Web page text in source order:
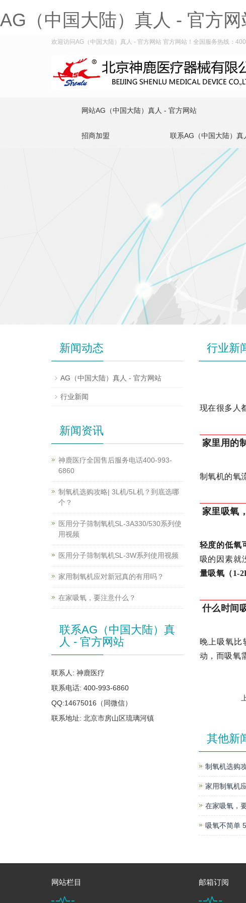
AG（中国大陆）真人 - 官方网
欢迎访问AG（中国大陆）真人 - 官方网站 官方网站！全国服务热线：
网站AG（中国大陆）真人 - 官方网站
招商加盟 联系AG（中国大陆）真
行业新
现在很多人
家里用的
制氧机的氧
家里吸氧
轻度的低氧
吸的因素就
量吸氧（1-
什么时间
晚上吸氧比
动，而吸氧
其他新
制氧机选购
家用制氧机
在家吸氧，
吸氧不简单
新闻动态
AG（中国大陆）真人 - 官方网站
行业新闻
新闻资讯
神鹿医疗全国售后服务电话400-993-
6860
制氧机选购攻略| 3L机/5L机？到底选哪
个？
医用分子筛制氧机SL-3A330/530系列使
用视频
医用分子筛制氧机SL-3W系列使用视频
家用制氧机应对新冠真的有用吗？
在家吸氧，要注意什么？
联系AG（中国大陆）真
人 - 官方网站
联系人: 神鹿医疗
联系电话: 400-993-6860
QQ:14675016（同微信）
联系地址: 北京市房山区琉璃河镇
网站栏目 邮箱订阅